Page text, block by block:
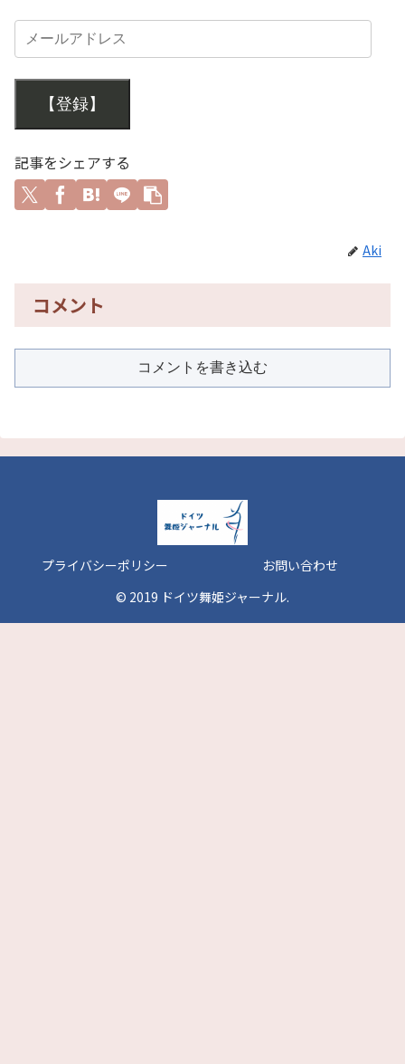
【登録】
記事をシェアする
Aki
コメント
コメントを書き込む
プライバシーポリシー
お問い合わせ
© 2019 ドイツ舞姫ジャーナル.